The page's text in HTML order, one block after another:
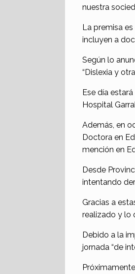
nuestra
La premisa
incluyen a
Según lo
“Dislexia y
Ese día
Hospital
Además, en
Doctora en
mención en
Desde
intentando
Gracias a
realizado y lo
Debido a la
jornada “de